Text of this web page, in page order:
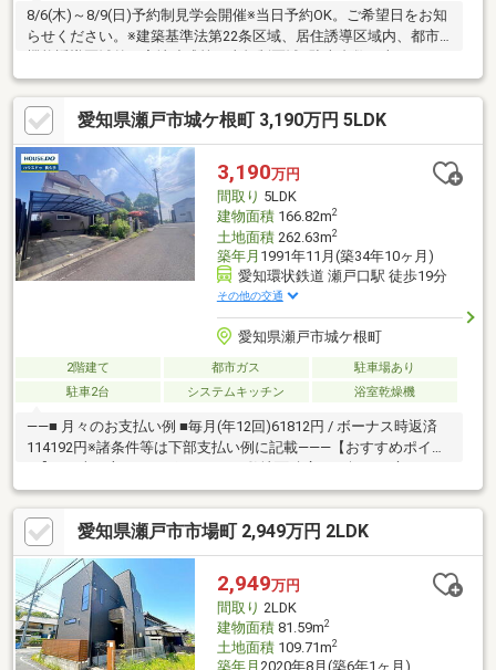
8/6(木)～8/9(日)予約制見学会開催※当日予約OK。ご希望日をお知
らせください。※建築基準法第22条区域、居住誘導区域内、都市
ります。※各階面積：1階59.11㎡ 2階49.17㎡※情報と現況が相違す
る場合は、現況優先とします。※司法書士は売主の指定になりま
す。※通学の区域に関しては自治体や教育委員会等にご確認くだ
さい。
愛知県瀬戸市城ケ根町 3,190万円 5LDK
3,190万円
間取り 5LDK
建物面積166.82m2
土地面積262.63m2
築年月 1991年11月(築34年10ヶ月)
愛知環状鉄道 瀬戸口駅 徒歩19分
その他の交通
愛知県瀬戸市城ケ根町
2階建て 都市ガス
駐車場あり
駐車2台
システムキッチン 浴室乾燥機
――■ 月々のお支払い例 ■毎月(年12回)61812円 / ボーナス時返済
114192円※諸条件等は下部支払い例に記載―――【おすすめポイン
スあり■吹抜のある明るいおうち―――【2024年3月リフォーム履
歴】 【交換】浴室、トイレ、洗面、建具■ ご希望の住まい探しを
お手伝いします－－－◆◇物件の詳細、ご相談はお気軽にお問い
合わせください。≪ 0120-09-8310 ≫
愛知県瀬戸市市場町 2,949万円 2LDK
2,949万円
間取り 2LDK
建物面積81.59m2
土地面積109.71m2
築年月 2020年8月(築6年1ヶ月)